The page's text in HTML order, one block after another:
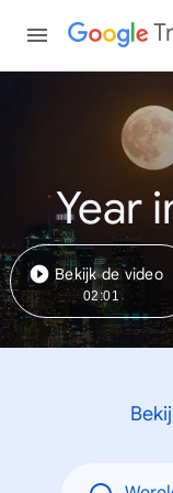
Year
Bekijk de video
02:01